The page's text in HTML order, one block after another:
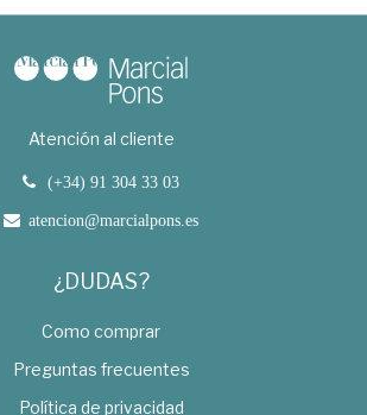
Atención al cliente
(+34) 91 304 33 03
atencion@marcialpons.es
¿DUDAS?
Como comprar
Preguntas frecuentes
Política de privacidad